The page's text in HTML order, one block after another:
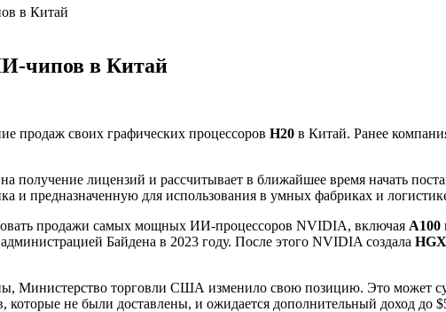
в Китай
чипов в Китай
продаж своих графических процессоров H20 в Китай. Ранее
получение лицензий и рассчитывает в ближайшее время начать
и предназначенную для использования в умных фабриках и
продажи самых мощных ИИ-процессоров NVIDIA, включая A100
Байдена в 2023 году. После этого NVIDIA создала
Министерство торговли США изменило свою позицию. Это может
не были доставлены, и ожидается дополнительный доход до